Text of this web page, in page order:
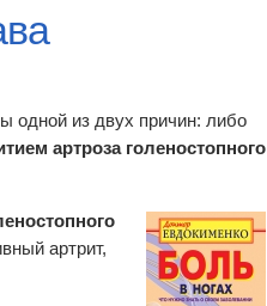
одной из двух причин: либо
артроза голеностопного
артрит,